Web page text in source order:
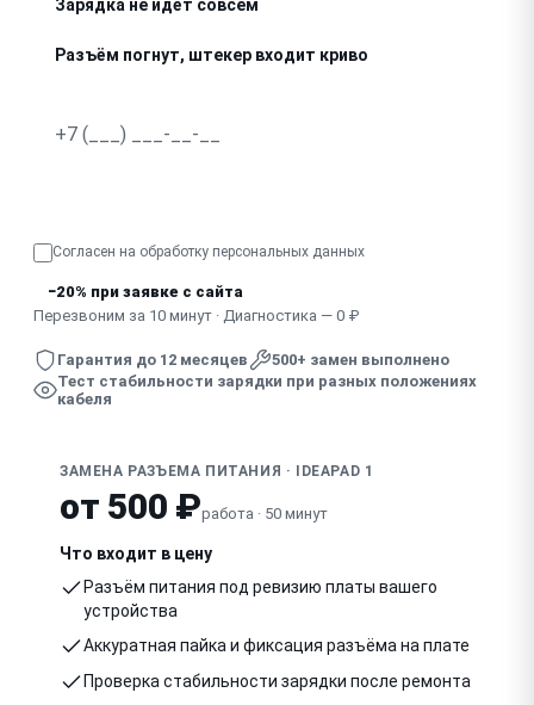
Зарядка не идёт совсем
Разъём погнут, штекер входит криво
Согласен на обработку персональных данных
−20% при заявке с сайта
Перезвоним за 10 минут · Диагностика — 0 ₽
Гарантия до 12 месяцев
500+ замен выполнено
Тест стабильности зарядки при разных положениях
кабеля
ЗАМЕНА РАЗЪЕМА ПИТАНИЯ · IDEAPAD 1
от 500 ₽работа · 50 минут
Что входит в цену
Разъём питания под ревизию платы вашего
устройства
Аккуратная пайка и фиксация разъёма на плате
Проверка стабильности зарядки после ремонта